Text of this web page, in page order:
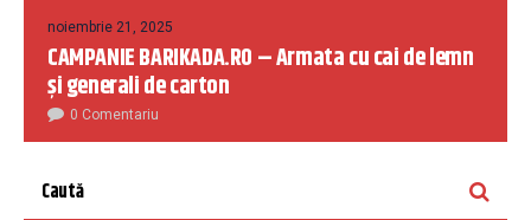
noiembrie 21, 2025
CAMPANIE BARIKADA.RO – Armata cu cai de lemn
și generali de carton
0 Comentariu